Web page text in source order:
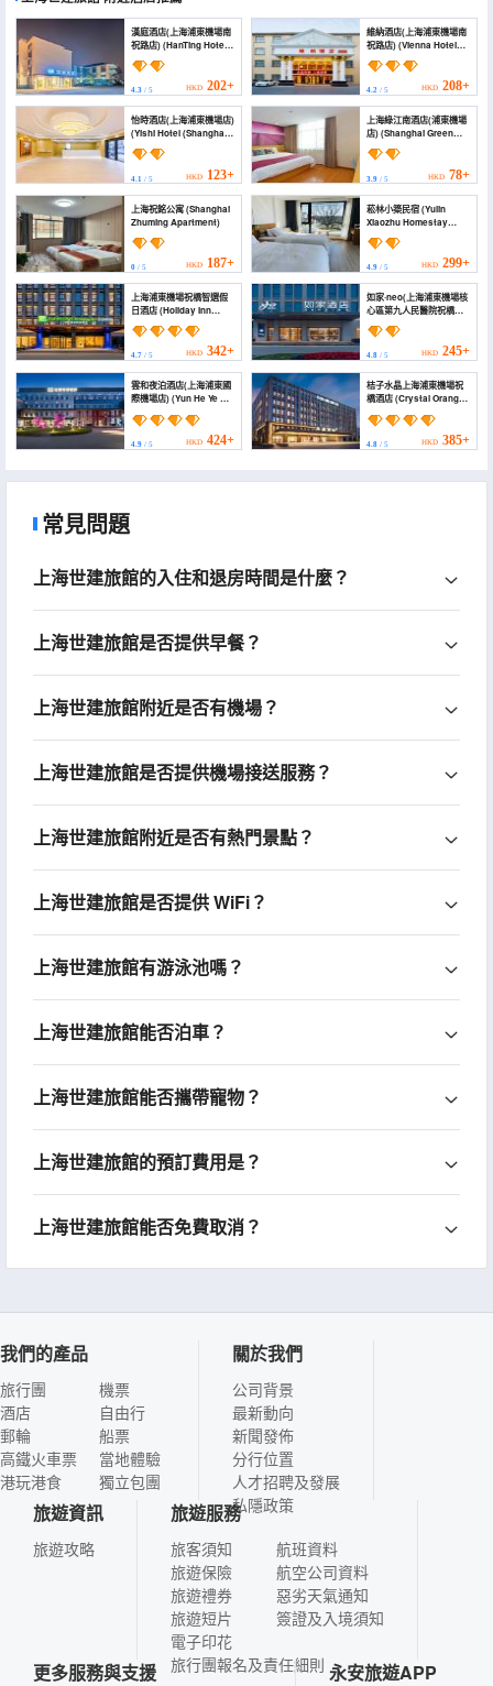
漢庭酒店(上海浦東機場南
祝路店) (HanTing Hotel
(Shanghai Pudong
Airport Nanzhu Road))
4.3 / 5 HKD 202+
維納酒店(上海浦東機場南
祝路店) (Vienna Hotel
(Shanghai Pudong
Airport Nanzhu Road))
4.2/ 5 HKD 208+
怡時酒店(上海浦東機場店)
(Yishi Hotel (Shanghai
Pudong Airport
Branch))
4.1 / 5 HKD 123+
上海綠江南酒店(浦東機場
店) (Shanghai Green
River South Hotel
(Pudong Airport
3.9/ 5 HKD 78+
上海祝銘公寓 (Shanghai
Zhuming Apartment)
0 / 5 HKD 187+
菘林小築民宿 (Yulin
Xiaozhu Homestay
(Shanghai Safari Park))
4.9/ 5 HKD 299+
上海浦東機場祝橋智選假
日酒店 (Holiday Inn
Express SHANGHAI
PVG ZHUQIAO by IHG)
4.7 / 5 HKD 342+
如家·neo(上海浦東機場核
心區第九人民醫院祝橋院
區店) (Home Inn·Neo
(Zhuqiao Branch, Ninth
People's Hospital, Core
Area of Shanghai
Pudong Airport))
4.8/ 5 HKD 245+
雲和夜泊酒店(上海浦東國
際機場店) (Yun He Ye Bo
Hotel (Shanghai
Pudong International
Airport))
4.9 / 5 HKD 424+
桔子水晶上海浦東機場祝
橋酒店 (Crystal Orange
Hotel Shanghai Pudong
Airport Zhuqiao‌)
4.8/ 5 HKD 385+
常見問題
上海世建旅館的入住和退房時間是什麼？
上海世建旅館是否提供早餐？
上海世建旅館附近是否有機場？
上海世建旅館是否提供機場接送服務？
上海世建旅館附近是否有熱門景點？
上海世建旅館是否提供 WiFi？
上海世建旅館有游泳池嗎？
上海世建旅館能否泊車？
上海世建旅館能否攜帶寵物？
上海世建旅館的預訂費用是？
上海世建旅館能否免費取消？
我們的產品
旅行團
酒店
郵輪
高鐵火車票
港玩港食
機票
自由行
船票
當地體驗
獨立包團
關於我們
公司背景
最新動向
新聞發佈
分行位置
人才招聘及發展
私隱政策
旅遊資訊
旅遊攻略
旅遊服務
旅客須知
旅遊保險
旅遊禮券
旅遊短片
電子印花
航班資料
航空公司資料
惡劣天氣通知
簽證及入境須知
旅行團報名及責任細則
更多服務與支援 永安旅遊APP